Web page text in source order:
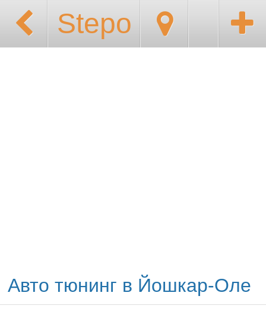
Stepo
Авто тюнинг в Йошкар-Оле